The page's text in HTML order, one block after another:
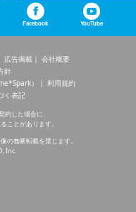
Facebook YouTube
広告掲載
会社概要
針
）
利用規約
く表記
した場合に、
ことがあります。
の無断転載を禁じます。
Inc.